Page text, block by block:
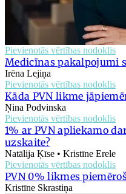
Pievienotās vērtības nodoklis
Medicīnas pakalpojumi
Irēna Lejiņa
Pievienotās vērtības nodoklis
Kāda PVN likme
Ņina Podvinska
Pievienotās vērtības nodoklis
1% ar PVN apliekamo
uzskaite?
Natālija Ķīse • Kristīne Erele
Pievienotās vērtības nodoklis
PVN 0% likmes
Kristīne Skrastiņa